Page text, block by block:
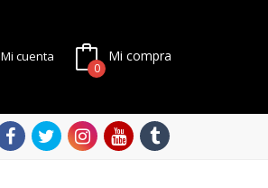
Mi cuenta Mi compra
0